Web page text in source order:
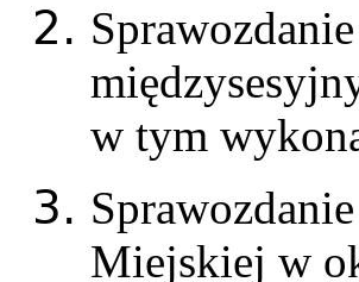
w tym
Miejskiej w